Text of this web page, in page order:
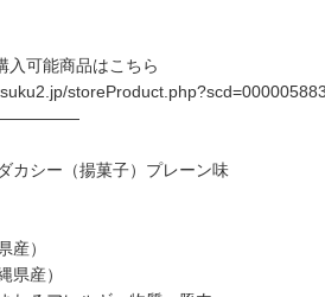
入可能商品はこちら
カシー（揚菓子）プレーン味
産）
県産）